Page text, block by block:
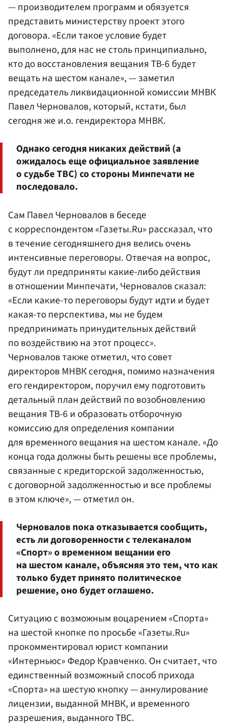
— производителем программ и обязуется
представить министерству проект этого
договора. «Если такое условие будет
выполнено, для нас не столь принципиально,
кто до восстановления вещания ТВ-6 будет
вещать на шестом канале», — заметил
председатель ликвидационной комиссии МНВК
Павел Черновалов, который, кстати, был
сегодня же и.о. гендиректора МНВК.
Однако сегодня никаких действий (а
ожидалось еще официальное заявление
о судьбе ТВС) со стороны Минпечати не
последовало.
Сам Павел Черновалов в беседе
с корреспондентом «Газеты.Ru» рассказал, что
в течение сегодняшнего дня велись очень
интенсивные переговоры. Отвечая на вопрос,
будут ли предприняты какие-либо действия
в отношении Минпечати, Черновалов сказал:
«Если какие-то переговоры будут идти и будет
какая-то перспектива, мы не будем
предпринимать принудительных действий
по воздействию на этот процесс».
Черновалов также отметил, что совет
директоров МНВК сегодня, помимо назначения
его гендиректором, поручил ему подготовить
детальный план действий по возобновлению
вещания ТВ-6 и образовать отборочную
комиссию для определения компании
для временного вещания на шестом канале. «До
конца года должны быть решены все проблемы,
связанные с кредиторской задолженностью,
с договорной задолженностью и все проблемы
в этом ключе», — отметил он.
Черновалов пока отказывается сообщить,
есть ли договоренности с телеканалом
«Спорт» о временном вещании его
на шестом канале, объясняя это тем, что как
только будет принято политическое
решение, оно будет оглашено.
Ситуацию с возможным воцарением «Спорта»
на шестой кнопке по просьбе «Газеты.Ru»
прокомментировал юрист компании
«Интерньюс» Федор Кравченко. Он считает, что
единственный возможный способ прихода
«Спорта» на шестую кнопку — аннулирование
лицензии, выданной МНВК, и временного
разрешения, выданного ТВС.